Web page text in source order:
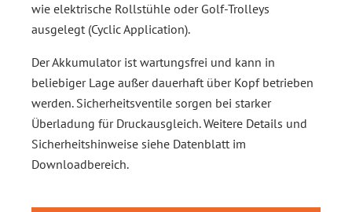
wie elektrische Rollstühle oder Golf-Trolleys
ausgelegt (Cyclic Application).
Der Akkumulator ist wartungsfrei und kann in
beliebiger Lage außer dauerhaft über Kopf betrieben
werden. Sicherheitsventile sorgen bei starker
Überladung für Druckausgleich. Weitere Details und
Sicherheitshinweise siehe Datenblatt im
Downloadbereich.